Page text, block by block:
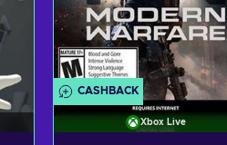
CASHBACK
Xbox Live